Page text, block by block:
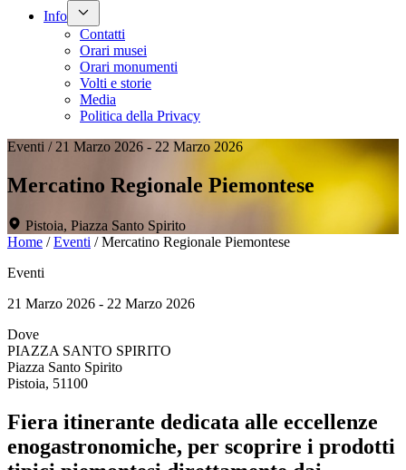
Info
Contatti
Orari musei
Orari monumenti
Volti e storie
Media
Politica della Privacy
Eventi / 21 Marzo 2026 - 22 Marzo 2026
Mercatino Regionale Piemontese
Pistoia, Piazza Santo Spirito
Home /Eventi /Mercatino Regionale Piemontese
Eventi
21 Marzo 2026 - 22 Marzo 2026
Dove
PIAZZA SANTO SPIRITO
Piazza Santo Spirito
Pistoia, 51100
Fiera itinerante dedicata alle eccellenze
enogastronomiche, per scoprire i prodotti